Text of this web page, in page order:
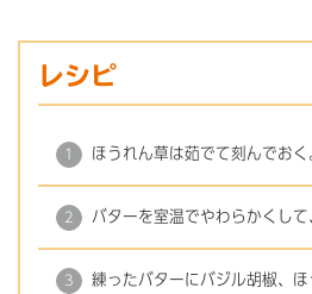
レシピ
ほうれん草は茹でて刻んでおく
バターを室温でやわらかくして
練ったバターにバジル胡椒、